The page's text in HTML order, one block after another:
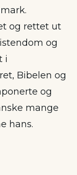
og rettet ut
og
i
Bibelen og
og
mange
hans.